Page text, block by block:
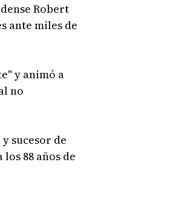
Robert
ante miles de
y animó a
no
sucesor de
88 años de